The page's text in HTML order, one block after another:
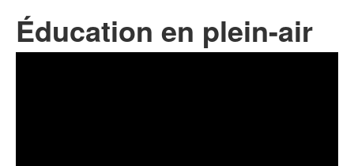
Éducation en plein-air